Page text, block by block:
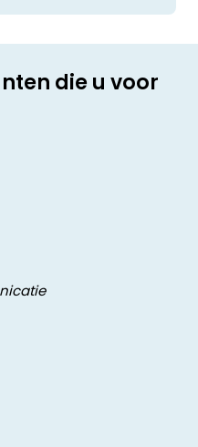
die u voor